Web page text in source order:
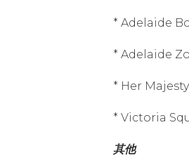
* Adelaide
* Adelaide
* Her
* Victoria
其他